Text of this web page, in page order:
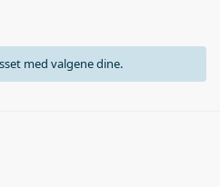
med valgene dine.